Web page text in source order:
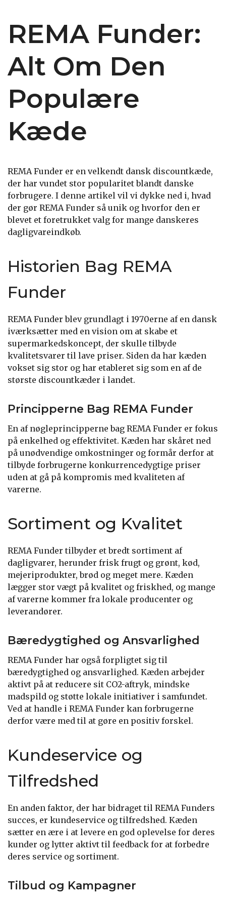
REMA Funder:
Alt Om Den
Populære
Kæde
REMA Funder er en velkendt dansk discountkæde,
der har vundet stor popularitet blandt danske
forbrugere. I denne artikel vil vi dykke ned i, hvad
der gør REMA Funder så unik og hvorfor den er
blevet et foretrukket valg for mange danskeres
dagligvareindkøb.
Historien Bag REMA
Funder
REMA Funder blev grundlagt i 1970erne af en dansk
iværksætter med en vision om at skabe et
supermarkedskoncept, der skulle tilbyde
kvalitetsvarer til lave priser. Siden da har kæden
vokset sig stor og har etableret sig som en af de
største discountkæder i landet.
Principperne Bag REMA Funder
En af nøgleprincipperne bag REMA Funder er fokus
på enkelhed og effektivitet. Kæden har skåret ned
på unødvendige omkostninger og formår derfor at
tilbyde forbrugerne konkurrencedygtige priser
uden at gå på kompromis med kvaliteten af
varerne.
Sortiment og Kvalitet
REMA Funder tilbyder et bredt sortiment af
dagligvarer, herunder frisk frugt og grønt, kød,
mejeriprodukter, brød og meget mere. Kæden
lægger stor vægt på kvalitet og friskhed, og mange
af varerne kommer fra lokale producenter og
leverandører.
Bæredygtighed og Ansvarlighed
REMA Funder har også forpligtet sig til
bæredygtighed og ansvarlighed. Kæden arbejder
aktivt på at reducere sit CO2-aftryk, mindske
madspild og støtte lokale initiativer i samfundet.
Ved at handle i REMA Funder kan forbrugerne
derfor være med til at gøre en positiv forskel.
Kundeservice og
Tilfredshed
En anden faktor, der har bidraget til REMA Funders
succes, er kundeservice og tilfredshed. Kæden
sætter en ære i at levere en god oplevelse for deres
kunder og lytter aktivt til feedback for at forbedre
deres service og sortiment.
Tilbud og Kampagner